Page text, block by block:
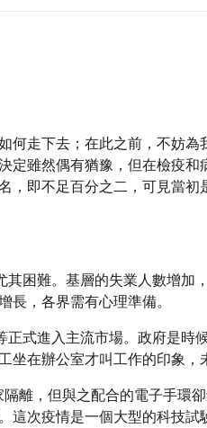
何走下去；在此之前，不妨
定雖然偶有猶豫，但在檢疫
，即不足百分之二，可見當
困難。基層的失業人數增
長，各界需有心理準備。
式進入主流市場。政府是
在辦公室才叫工作的印象，
離，但與之配合的電子手環
這次疫情是一個大型的科技